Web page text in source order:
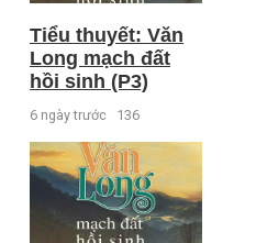
Tiểu thuyết: Văn
Long mạch đất
hồi sinh (P3)
6 ngày trước 136